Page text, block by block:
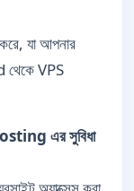
যা আপনার
থেকে VPS
এর সুবিধা